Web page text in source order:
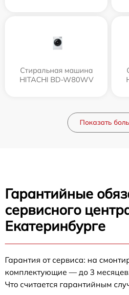
Стиральная машина
HITACHI BD-W80WV
Показать
Гарантийные
сервисного
Екатеринбурге
Гарантия от сервиса: на
комплектующие — до 3
Что считается гарантийным